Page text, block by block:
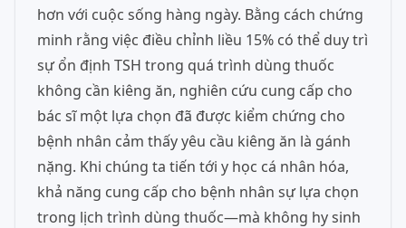
hơn với cuộc sống hàng ngày. Bằng cách chứng
minh rằng việc điều chỉnh liều 15% có thể duy trì
sự ổn định TSH trong quá trình dùng thuốc
không cần kiêng ăn, nghiên cứu cung cấp cho
bác sĩ một lựa chọn đã được kiểm chứng cho
bệnh nhân cảm thấy yêu cầu kiêng ăn là gánh
nặng. Khi chúng ta tiến tới y học cá nhân hóa,
khả năng cung cấp cho bệnh nhân sự lựa chọn
trong lịch trình dùng thuốc—mà không hy sinh